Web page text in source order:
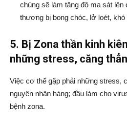
chúng sẽ làm tăng độ ma sát lên
thương bị bong chóc, lở loét, khó
5. Bị Zona thần kinh
những stress, căng
Việc cơ thể gặp phải những stress,
nguyên nhân hàng; đầu làm cho
bệnh zona.